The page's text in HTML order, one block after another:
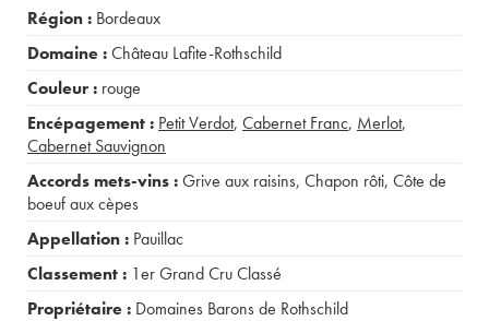
Région : Bordeaux
Domaine :Château Lafite-Rothschild
Couleur : rouge
Encépagement : Petit Verdot, Cabernet Franc, Merlot,
Cabernet Sauvignon
Accords mets-vins :Grive aux raisins, Chapon rôti, Côte de
boeuf aux cèpes
Appellation : Pauillac
Classement : 1er Grand Cru Classé
Propriétaire : Domaines Barons de Rothschild